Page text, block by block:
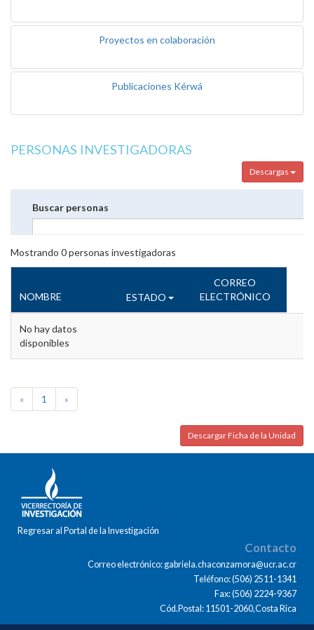
Proyectos en colaboración
Publicaciones Kérwá
PERSONAS INVESTIGADORAS
Descargas
Buscar personas
Mostrando 0personas investigadoras
NOMBRE ESTADO
CORREO
ELECTRÓNICO
No hay datos
disponibles
« 1 »
Descargar Ficha de la Unidad
Regresar al Portal de la Investigación
Contacto
Correo electrónico: gabriela.chaconzamora@ucr.ac.cr
Teléfono: (506) 2511-1341
Fax: (506) 2224-9367
Cód.Postal: 11501-2060,Costa Rica